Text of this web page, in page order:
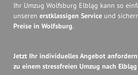
Ihr Umzug Wolfsburg Elbląg kann so
unseren erstklassigen Service und
Preise in Wolfsburg.
Jetzt Ihr individuelles Angebot
zu einem stressfreien Umzug nach